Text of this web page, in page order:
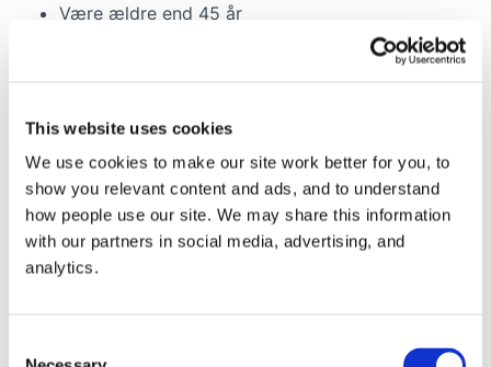
This website uses cookies
We use cookies to make our site work better for you, to
show you relevant content and ads, and to understand
how people use our site. We may share this information
with our partners in social media, advertising, and
analytics.
Være ældre end 45 år
Være en kvinde med tidligere gestationel
Være en mand
Der er lavet en test, som man kan tage, hvis man
ønsker at undersøge sin risiko for prædiabetes og
type 2-diabetes. Testen findes på følgende
hjemmeside:www.DoIHavePrediabetes.org
Udover at blive spurgt om din livsstil, giver testen